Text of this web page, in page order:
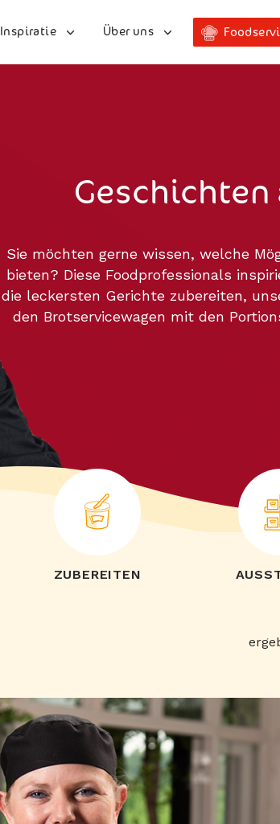
Inspiratie Über uns
Geschichten
Sie möchten gerne wissen, welche
bieten? Diese Foodprofessionals
die leckersten Gerichte zubereiten,
den Brotservicewagen mit den
ZUBEREITEN